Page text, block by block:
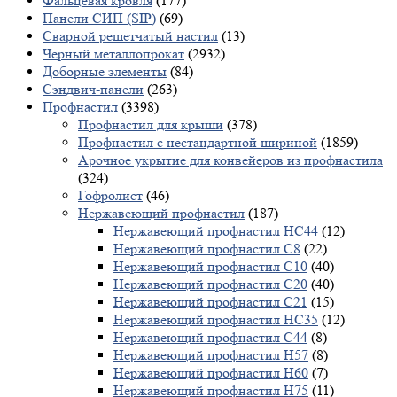
Панели СИП (SIP) (69)
Сварной решетчатый настил (13)
Черный металлопрокат (2932)
Доборные элементы (84)
Сэндвич-панели (263)
Профнастил (3398)
Профнастил для крыши (378)
Профнастил с нестандартной шириной (1859)
Арочное укрытие для конвейеров из профнастила
(324)
Гофролист (46)
Нержавеющий профнастил (187)
Нержавеющий профнастил НС44 (12)
Нержавеющий профнастил С8 (22)
Нержавеющий профнастил С10 (40)
Нержавеющий профнастил С20 (40)
Нержавеющий профнастил С21 (15)
Нержавеющий профнастил НС35 (12)
Нержавеющий профнастил С44 (8)
Нержавеющий профнастил Н57 (8)
Нержавеющий профнастил Н60 (7)
Нержавеющий профнастил H75 (11)